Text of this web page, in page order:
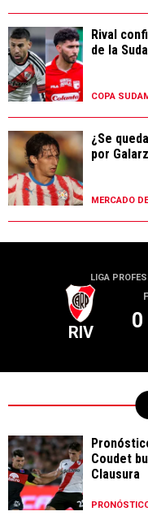
Rival
de la
COPA
¿Se
por
MERCADO
LIGA
RIV 0
Coudet
Clausura